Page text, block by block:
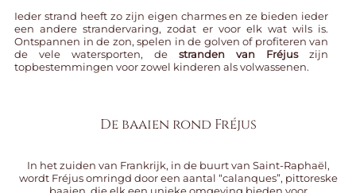
Ieder strand heeft zo zijn eigen charmes en ze bieden ieder
een andere strandervaring, zodat er voor elk wat wils is.
Ontspannen in de zon, spelen in de golven of profiteren van
de vele watersporten, destranden van Fréjuszijn
topbestemmingen voor zowel kinderen als volwassenen.
De baaien rond Fréjus
In het zuiden van Frankrijk, in de buurt van Saint-Raphaël,
wordt Fréjus omringd door een aantal “calanques”, pittoreske
baaien, die elk een unieke omgeving bieden voor